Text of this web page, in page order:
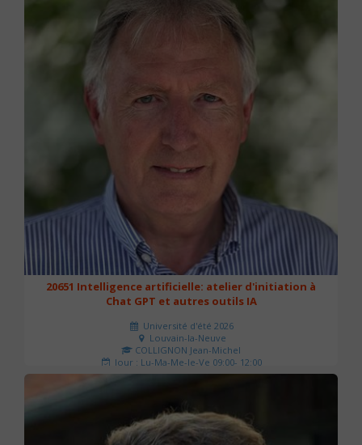
20651 Intelligence artificielle: atelier d'initiation à
Chat GPT et autres outils IA
Université d'été 2026
Louvain-la-Neuve
COLLIGNON Jean-Michel
Jour : Lu-Ma-Me-Je-Ve 09:00- 12:00
Nombre de séances : 2